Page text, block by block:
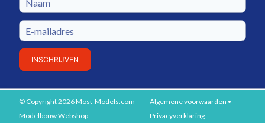
PLAATS IN WINKELWAGEN
INSCHRIJVEN
© Copyright 2026 Most-Models.com
Modelbouw Webshop
Algemene voorwaarden •
Privacyverklaring